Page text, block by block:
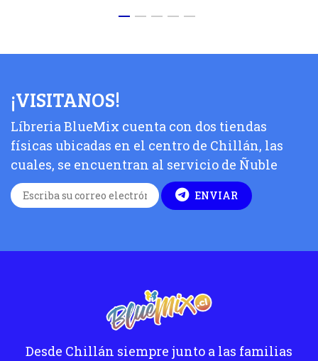
¡VISITANOS!
Líbreria BlueMix cuenta con dos tiendas
físicas ubicadas en el centro de Chillán, las
cuales, se encuentran al servicio de Ñuble
ENVIAR
Desde Chillán siempre junto a las familias